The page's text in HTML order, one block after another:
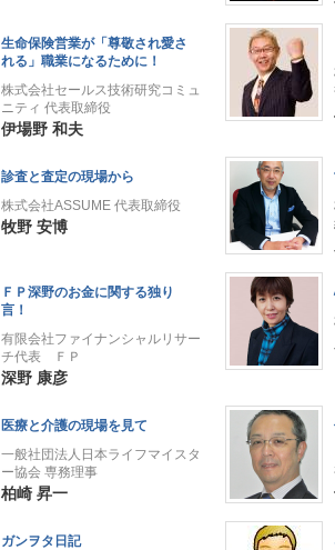
生命保険営業が「尊敬され愛さ
れる」職業になるために！
株式会社セールス技術研究コミュ
ニティ 代表取締役
伊場野 和夫
診査と査定の現場から
株式会社ASSUME 代表取締役
牧野 安博
ＦＰ深野のお金に関する独り
言！
有限会社ファイナンシャルリサー
チ代表 ＦＰ
深野 康彦
医療と介護の現場を見て
一般社団法人日本ライフマイスタ
ー協会 専務理事
柏崎 昇一
ガンヲタ日記